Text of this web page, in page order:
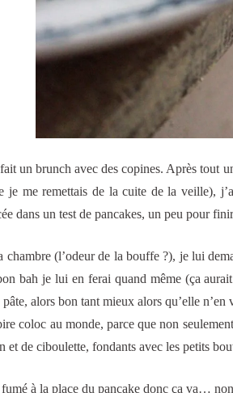
un brunch avec des copines. Après tout
je me remettais de la cuite de la veille),
dans un test de pancakes, un peu pour
chambre (l’odeur de la bouffe ?), je lui
bah je lui en ferai quand même (ça
alors bon tant mieux alors qu’elle
coloc au monde, parce que non
et de ciboulette, fondants avec les petits
à la place du pancake donc ça va…